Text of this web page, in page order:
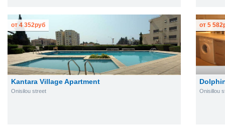
Kantara Village Apartment
Onisilou street
от 4 352руб
Onisillou
от 5 582